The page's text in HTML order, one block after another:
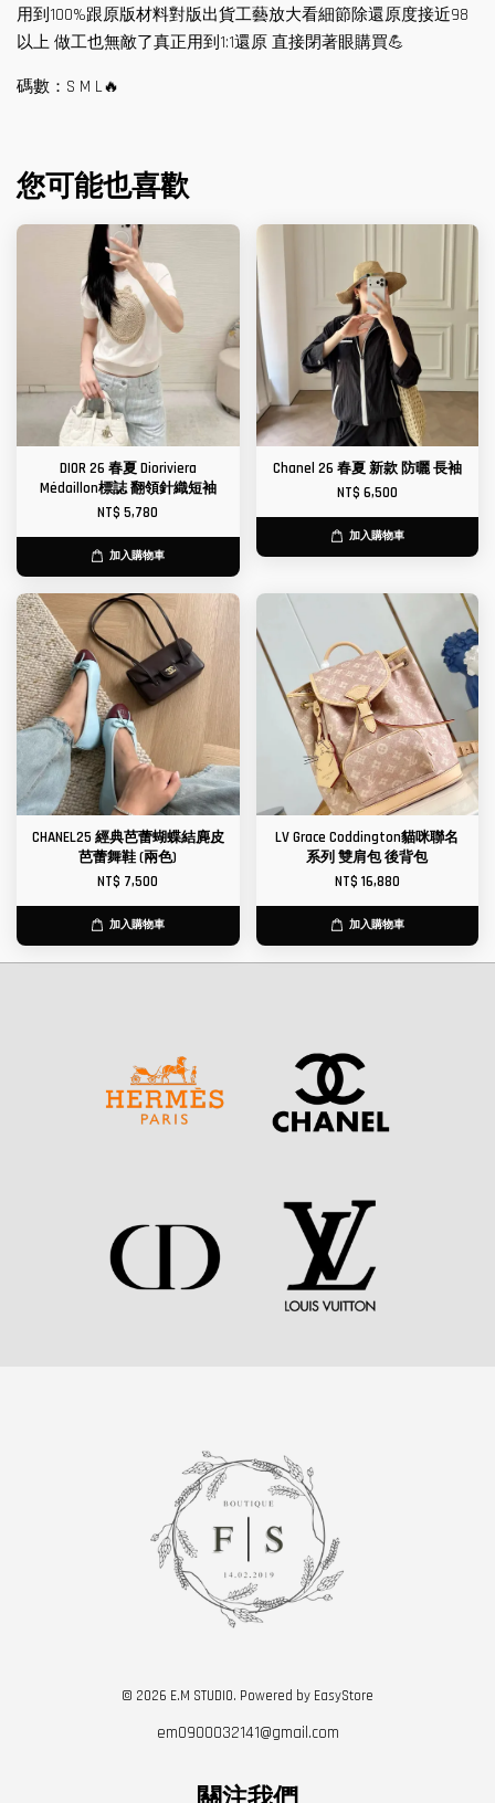
用到100%跟原版材料對版出貨工藝放大看細節除還原度接近98
以上 做工也無敵了真正用到1:1還原 直接閉著眼購買💪
碼數：S M L🔥
您可能也喜歡
DIOR 26 春夏 Dioriviera
Médaillon標誌 翻領針織短袖
NT$ 5,780
加入購物車
Chanel 26 春夏 新款 防曬 長袖
NT$ 6,500
加入購物車
CHANEL25 經典芭蕾蝴蝶結麂皮
芭蕾舞鞋 (兩色)
NT$ 7,500
加入購物車
LV Grace Coddington貓咪聯名
系列 雙肩包 後背包
NT$ 16,880
加入購物車
© 2026 E.M STUDIO. Powered by EasyStore
em0900032141@gmail.com